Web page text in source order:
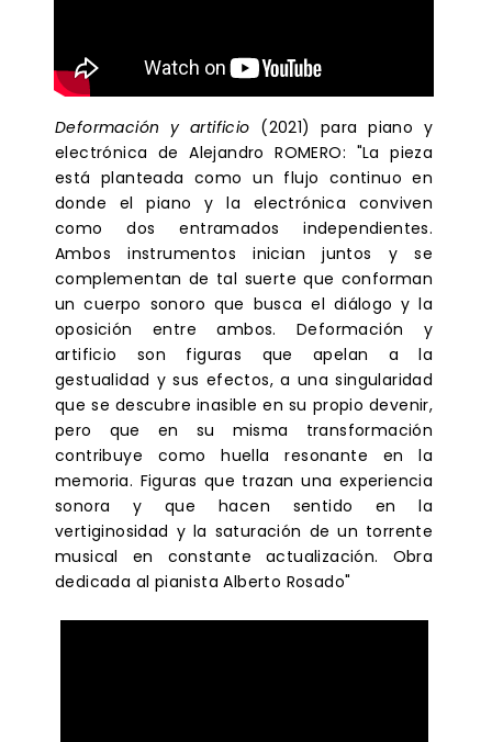
Deformación y artificio (2021) para piano y
electrónica de Alejandro ROMERO: "La pieza
está planteada como un flujo continuo en
donde el piano y la electrónica conviven
como dos entramados independientes.
Ambos instrumentos inician juntos y se
complementan de tal suerte que conforman
un cuerpo sonoro que busca el diálogo y la
oposición entre ambos. Deformación y
artificio son figuras que apelan a la
gestualidad y sus efectos, a una singularidad
que se descubre inasible en su propio devenir,
pero que en su misma transformación
contribuye como huella resonante en la
memoria. Figuras que trazan una experiencia
sonora y que hacen sentido en la
vertiginosidad y la saturación de un torrente
musical en constante actualización. Obra
dedicada al pianista Alberto Rosado"